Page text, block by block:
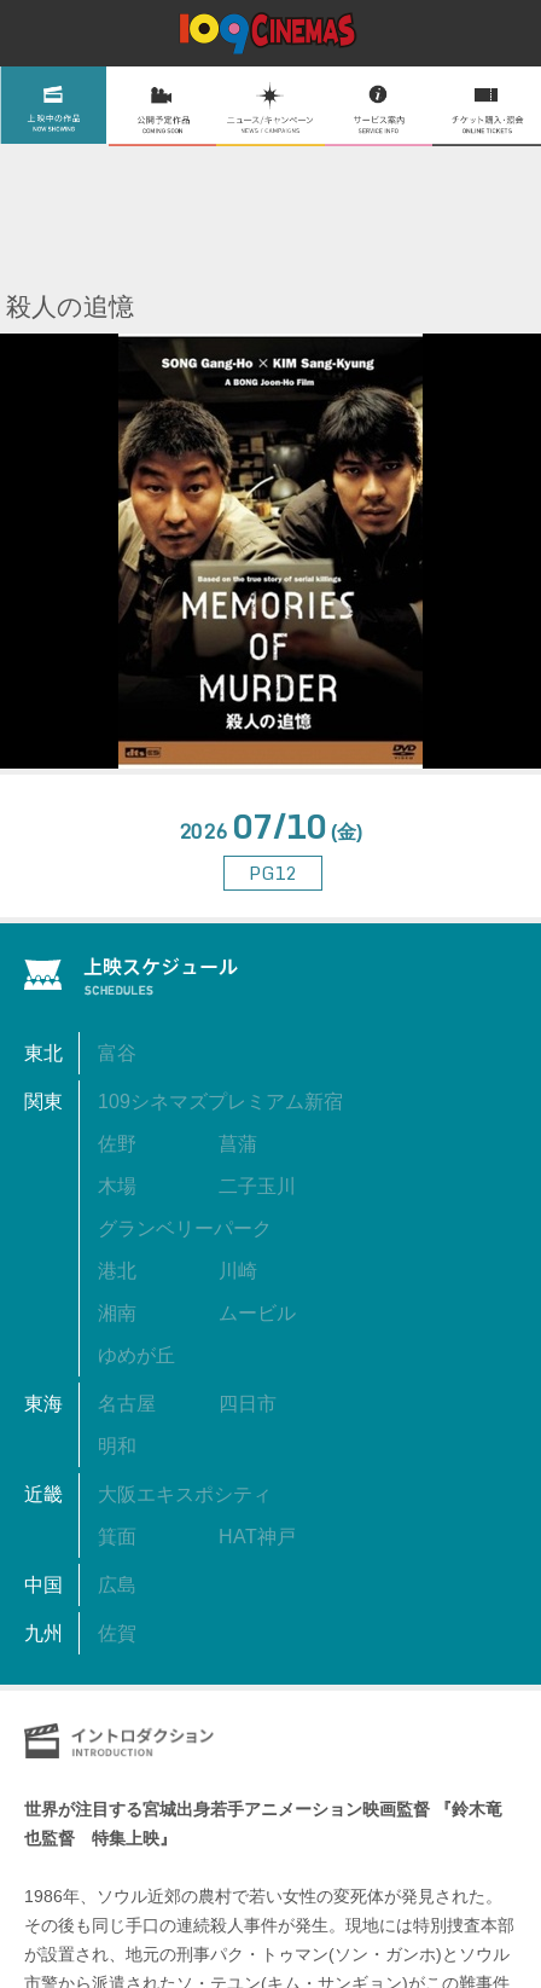
殺人の追憶
2026 07/10 (金)
PG12
東北 富谷
関東 109シネマズプレミアム新宿
佐野 菖蒲
木場 二子玉川
グランベリーパーク
港北 川崎
湘南 ムービル
ゆめが丘
東海 名古屋 四日市
明和
近畿 大阪エキスポシティ
箕面 HAT神戸
中国 広島
九州 佐賀
世界が注目する宮城出身若手アニメーション映画監督 『鈴木竜
也監督 特集上映』
1986年、ソウル近郊の農村で若い女性の変死体が発見された。
その後も同じ手口の連続殺人事件が発生。現地には特別捜査本部
が設置され、地元の刑事パク・トゥマン(ソン・ガンホ)とソウル
市警から派遣されたソ・テユン(キム・サンギョン)がこの難事件